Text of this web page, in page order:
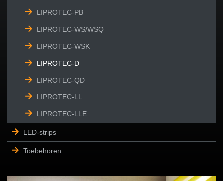
LIPROTEC-PB
LIPROTEC-WS/WSQ
LIPROTEC-WSK
LIPROTEC-D
LIPROTEC-QD
LIPROTEC-LL
LIPROTEC-LLE
LED-strips
Toebehoren